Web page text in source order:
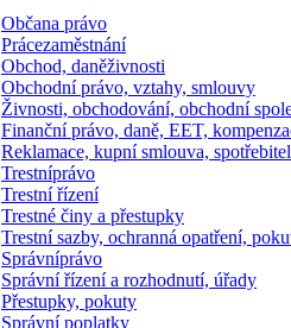
Občana právo
Prácezaměstnání
Obchod, daněživnosti
Obchodní právo, vztahy, smlouvy
Živnosti, obchodování, obchodní
Finanční právo, daně, EET,
Reklamace, kupní smlouva, spotřebitel
Trestníprávo
Trestní řízení
Trestné činy a přestupky
Trestní sazby, ochranná opatření,
Správníprávo
Správní řízení a rozhodnutí, úřady
Přestupky, pokuty
Správní poplatky